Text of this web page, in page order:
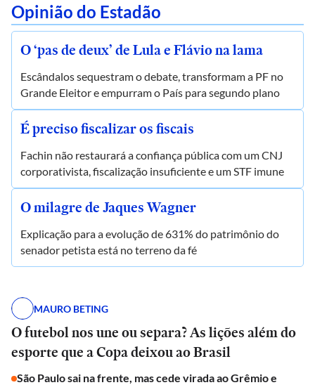
Opinião do Estadão
O ‘pas de deux’ de Lula e Flávio na lama
Escândalos sequestram o debate, transformam a PF no
Grande Eleitor e empurram o País para segundo plano
É preciso fiscalizar os fiscais
Fachin não restaurará a confiança pública com um CNJ
corporativista, fiscalização insuficiente e um STF imune
O milagre de Jaques Wagner
Explicação para a evolução de 631% do patrimônio do
senador petista está no terreno da fé
MAURO BETING
O futebol nos une ou separa? As lições além do
esporte que a Copa deixou ao Brasil
São Paulo sai na frente, mas cede virada ao Grêmio e